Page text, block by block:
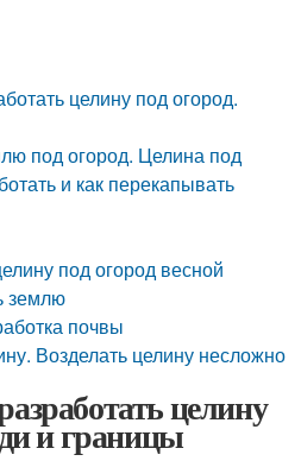
целину под огород.
под огород. Целина под
и как перекапывать
под огород весной
землю
почвы
Возделать целину несложно
целину
и границы